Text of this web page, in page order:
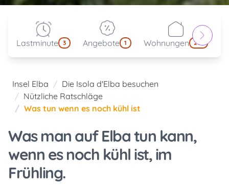
Lastminute 3 Angebote 1 Wohnungen 214
Insel Elba
Die Isola d'Elba besuchen
Nützliche Ratschläge
Was tun wenn es noch kühl ist
Was man auf Elba tun kann,
wenn es noch kühl ist, im
Frühling.